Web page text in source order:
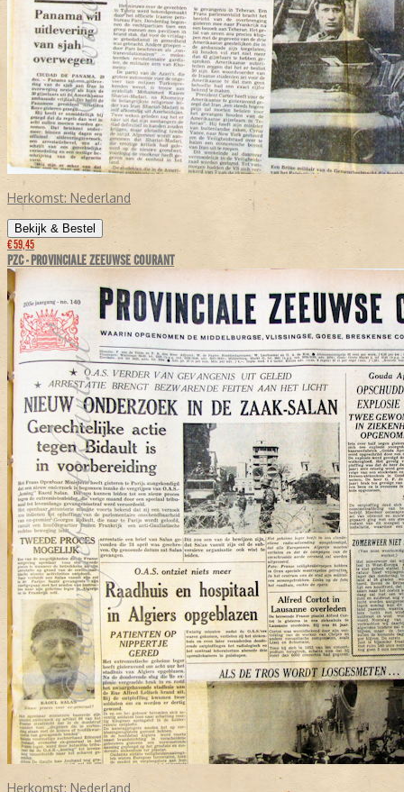
Herkomst: Nederland
Bekijk & Bestel
€ 59,45
PZC - PROVINCIALE ZEEUWSE COURANT
Herkomst: Nederland